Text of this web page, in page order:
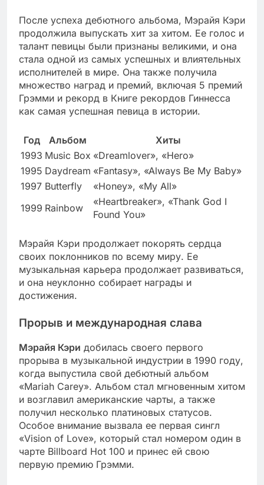
После успеха дебютного альбома, Мэрайя Кэри
продолжила выпускать хит за хитом. Ее голос и
талант певицы были признаны великими, и она
стала одной из самых успешных и влиятельных
исполнителей в мире. Она также получила
множество наград и премий, включая 5 премий
Грэмми и рекорд в Книге рекордов Гиннесса
как самая успешная певица в истории.
Год Альбом
Хиты
1993 Music Box «Dreamlover», «Hero»
1995 Daydream «Fantasy», «Always Be My Baby»
1997 Butterfly
«Honey», «My All»
1999 Rainbow
«Heartbreaker», «Thank God I
Found You»
Мэрайя Кэри продолжает покорять сердца
своих поклонников по всему миру. Ее
музыкальная карьера продолжает развиваться,
и она неуклонно собирает награды и
достижения.
Прорыв и международная слава
Мэрайя Кэри добилась своего первого
прорыва в музыкальной индустрии в 1990 году,
когда выпустила свой дебютный альбом
«Mariah Carey». Альбом стал мгновенным хитом
и возглавил американские чарты, а также
получил несколько платиновых статусов.
Особое внимание вызвала ее первая сингл
«Vision of Love», который стал номером один в
чарте Billboard Hot 100 и принес ей свою
первую премию Грэмми.